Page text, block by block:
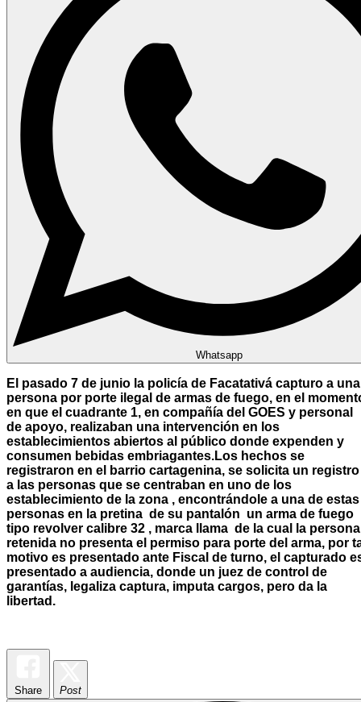
Whatsapp
El pasado 7 de junio la policía de Facatativá capturo a una
persona por porte ilegal de armas de fuego, en el
en que el cuadrante 1, en compañía del GOES y personal
de apoyo, realizaban una intervención en los
establecimientos abiertos al público donde expenden y
consumen bebidas embriagantes.Los hechos se
registraron en el barrio cartagenina, se solicita un registro
a las personas que se centraban en uno de los
establecimiento de la zona , encontrándole a una de estas
personas en la pretina de su pantalón un arma de fuego
tipo revolver calibre 32 , marca llama de la cual la persona
retenida no presenta el permiso para porte del arma, por
motivo es presentado ante Fiscal de turno, el capturado
presentado a audiencia, donde un juez de control de
garantías, legaliza captura, imputa cargos, pero da la
libertad.
Share Post